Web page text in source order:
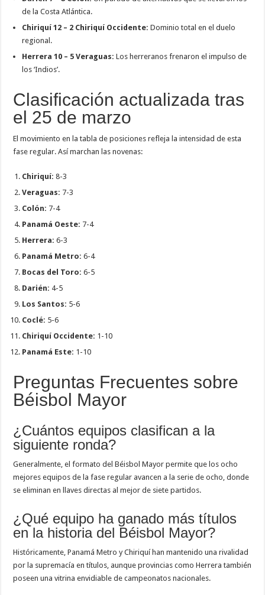
de la Costa Atlántica.
Chiriquí 12 – 2 Chiriquí Occidente: Dominio total en el duelo
regional.
Herrera 10 – 5 Veraguas: Los herreranos frenaron el impulso de
los ‘Indios’.
Clasificación actualizada tras
el 25 de marzo
El movimiento en la tabla de posiciones refleja la intensidad de esta
fase regular. Así marchan las novenas:
Chiriquí: 8-3
Veraguas: 7-3
Colón: 7-4
Panamá Oeste: 7-4
Herrera: 6-3
Panamá Metro: 6-4
Bocas del Toro: 6-5
Darién: 4-5
Los Santos: 5-6
Coclé: 5-6
Chiriquí Occidente: 1-10
Panamá Este: 1-10
Preguntas Frecuentes sobre
Béisbol Mayor
¿Cuántos equipos clasifican a la
siguiente ronda?
Generalmente, el formato del Béisbol Mayor permite que los ocho
mejores equipos de la fase regular avancen a la serie de ocho, donde
se eliminan en llaves directas al mejor de siete partidos.
¿Qué equipo ha ganado más títulos
en la historia del Béisbol Mayor?
Históricamente, Panamá Metro y Chiriquí han mantenido una rivalidad
por la supremacía en títulos, aunque provincias como Herrera también
poseen una vitrina envidiable de campeonatos nacionales.